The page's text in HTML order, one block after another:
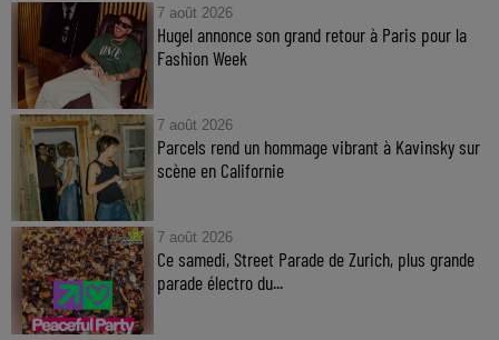
7 août 2026
Hugel annonce son grand retour à Paris pour la
Fashion Week
7 août 2026
Parcels rend un hommage vibrant à Kavinsky sur
scène en Californie
7 août 2026
Ce samedi, Street Parade de Zurich, plus grande
parade électro du...